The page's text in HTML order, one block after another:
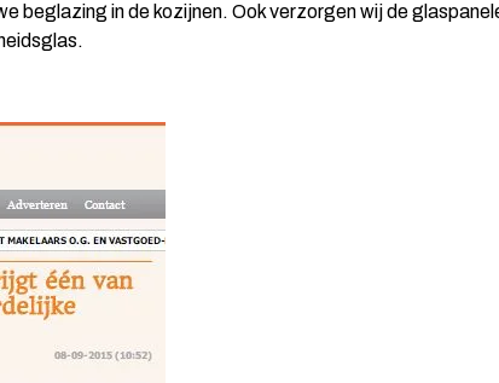
beglazing in de kozijnen. Ook verzorgen wij de